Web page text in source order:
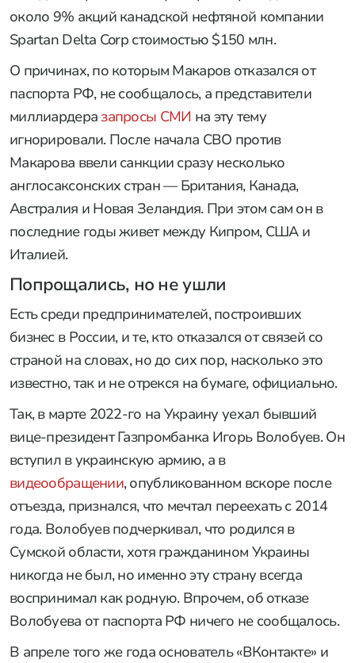
около 9% акций канадской нефтяной компании
Spartan Delta Corp стоимостью $150 млн.
О причинах, по которым Макаров отказался от
паспорта РФ, не сообщалось, а представители
миллиардера запросы СМИ на эту тему
игнорировали. После начала СВО против
Макарова ввели санкции сразу несколько
англосаксонских стран — Британия, Канада,
Австралия и Новая Зеландия. При этом сам он в
последние годы живет между Кипром, США и
Италией.
Попрощались, но не ушли
Есть среди предпринимателей, построивших
бизнес в России, и те, кто отказался от связей со
страной на словах, но до сих пор, насколько это
известно, так и не отрекся на бумаге, официально.
Так, в марте 2022-го на Украину уехал бывший
вице-президент Газпромбанка Игорь Волобуев. Он
вступил в украинскую армию, а в
видеообращении, опубликованном вскоре после
отъезда, признался, что мечтал переехать с 2014
года. Волобуев подчеркивал, что родился в
Сумской области, хотя гражданином Украины
никогда не был, но именно эту страну всегда
воспринимал как родную. Впрочем, об отказе
Волобуева от паспорта РФ ничего не сообщалось.
В апреле того же года основатель «ВКонтакте» и